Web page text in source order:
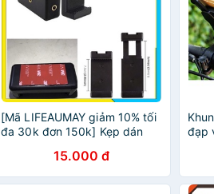
[Mã LIFEAUMAY giảm 10% tối
đa 30k đơn 150k] Kẹp dán
15.000 đ
đạp